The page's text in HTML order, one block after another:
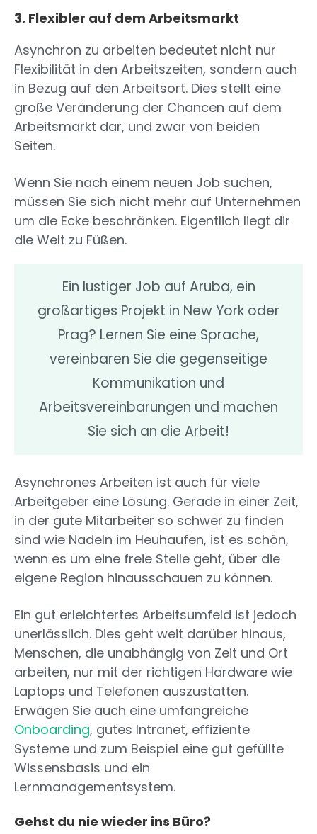
3. Flexibler auf dem Arbeitsmarkt
Asynchron zu arbeiten bedeutet nicht nur
Flexibilität in den Arbeitszeiten, sondern auch
in Bezug auf den Arbeitsort. Dies stellt eine
große Veränderung der Chancen auf dem
Arbeitsmarkt dar, und zwar von beiden
Seiten.
Wenn Sie nach einem neuen Job suchen,
müssen Sie sich nicht mehr auf Unternehmen
um die Ecke beschränken. Eigentlich liegt dir
die Welt zu Füßen.
Ein lustiger Job auf Aruba, ein
großartiges Projekt in New York oder
Prag? Lernen Sie eine Sprache,
vereinbaren Sie die gegenseitige
Kommunikation und
Arbeitsvereinbarungen und machen
Sie sich an die Arbeit!
Asynchrones Arbeiten ist auch für viele
Arbeitgeber eine Lösung. Gerade in einer Zeit,
in der gute Mitarbeiter so schwer zu finden
sind wie Nadeln im Heuhaufen, ist es schön,
wenn es um eine freie Stelle geht, über die
eigene Region hinausschauen zu können.
Ein gut erleichtertes Arbeitsumfeld ist jedoch
unerlässlich. Dies geht weit darüber hinaus,
Menschen, die unabhängig von Zeit und Ort
arbeiten, nur mit der richtigen Hardware wie
Laptops und Telefonen auszustatten.
Erwägen Sie auch eine umfangreiche
Onboarding, gutes Intranet, effiziente
Systeme und zum Beispiel eine gut gefüllte
Wissensbasis und ein
Lernmanagementsystem.
Gehst du nie wieder ins Büro?